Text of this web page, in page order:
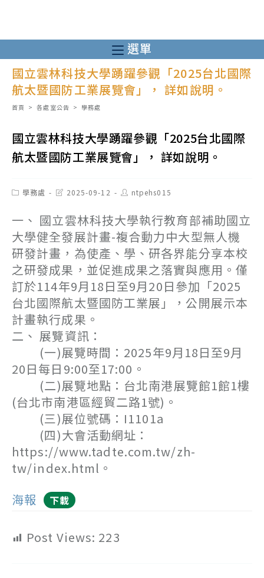
至
主
選單
國立雲林科技大學踴躍參觀「2025台北國際
航太暨國防工業展覽會」， 詳如說明。
首頁 > 各處室公告 > 學務處
國立雲林科技大學踴躍參觀「2025台北國際
航太暨國防工業展覽會」， 詳如說明。
Post學務處
Post2025-09-12
Post
author:
ntpehs015
一、 國立雲林科技大學執行教育部補助國立
大學健全發展計畫-複合動力中大型無人機
研發計畫，為使產、學、研各界能分享本校
之研發成果，並促進成果之落實與應用。僅
訂於114年9月18日至9月20日參加「2025
台北國際航太暨國防工業展」，公開展示本
計畫執行成果。
二、 展覽資訊：
(一)展覽時間：2025年9月18日至9月
20日每日9:00至17:00。
(二)展覽地點：台北南港展覽館1館1樓
(台北市南港區經貿二路1號)。
(三)展位號碼：I1101a
(四)大會活動網址：
https://www.tadte.com.tw/zh-
tw/index.html。
海報
下載
Post Views: 223